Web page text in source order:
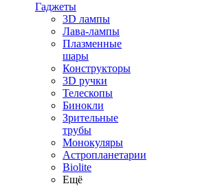
Гаджеты
3D лампы
Лава-лампы
Плазменные
шары
Конструкторы
3D ручки
Телескопы
Бинокли
Зрительные
трубы
Монокуляры
Астропланетарии
Biolite
Ещё